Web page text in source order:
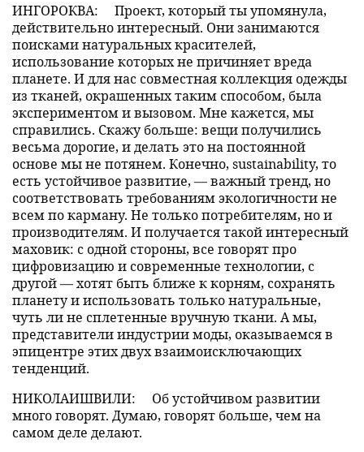
ИНГОРОКВА:
Проект, который ты упомянула,
действительно интересный. Они занимаются
поисками натуральных красителей,
использование которых не причиняет вреда
планете. И для нас совместная коллекция одежды
из тканей, окрашенных таким способом, была
экспериментом и вызовом. Мне кажется, мы
справились. Скажу больше: вещи получились
весьма дорогие, и делать это на постоянной
основе мы не потянем. Конечно, sustainability, то
есть устойчивое развитие, — важный тренд, но
соответствовать требованиям экологичности не
всем по карману. Не только потребителям, но и
производителям. И получается такой интересный
маховик: с одной стороны, все говорят про
цифровизацию и современные технологии, с
другой — хотят быть ближе к корням, сохранять
планету и использовать только натуральные,
чуть ли не сплетенные вручную ткани. А мы,
представители индустрии моды, оказываемся в
эпицентре этих двух взаимоисключающих
тенденций.
НИКОЛАИШВИЛИ:
Об устойчивом развитии
много говорят. Думаю, говорят больше, чем на
самом деле делают.